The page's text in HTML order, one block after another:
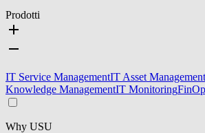
Prodotti
IT Service ManagementIT Asset Management
Knowledge ManagementIT Monitoring
Why USU